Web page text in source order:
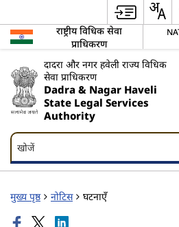
राष्ट्रीय विधिक सेवा
प्राधिकरण
दादरा और नगर हवेली राज्य विधिक
सेवा प्राधिकरण
Dadra & Nagar Haveli
State Legal Services
Authority
खोजें
खोजें
मुख्य पृष्ठ नोटिस घटनाएँ